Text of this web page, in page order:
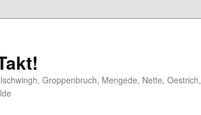
Groppenbruch, Mengede, Nette, Oestrich,